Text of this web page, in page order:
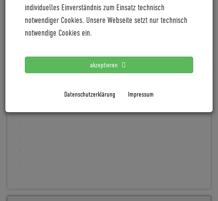
individuelles Einverständnis zum Einsatz technisch
notwendiger Cookies. Unsere Webseite setzt nur technisch
notwendige Cookies ein.
akzeptieren
Datenschutzerklärung Impressum
Schaut aus wie ein schönes Trekkingrad, es steckt
aber mehr drin: ein nahezu unsichtbarer Elektroantrieb
sorgt dafür, dass Frau sowohl im urbanen Terrain als
Allrounder mit komfortablem Trapezrahmen macht E-
Bike-Experte Coboc mit dem neuen Merano TPZ auch